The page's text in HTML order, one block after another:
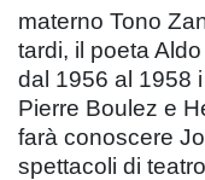
materno Tono
tardi, il poeta
dal 1956 al 1958
Pierre Boulez e
farà conoscere
spettacoli di